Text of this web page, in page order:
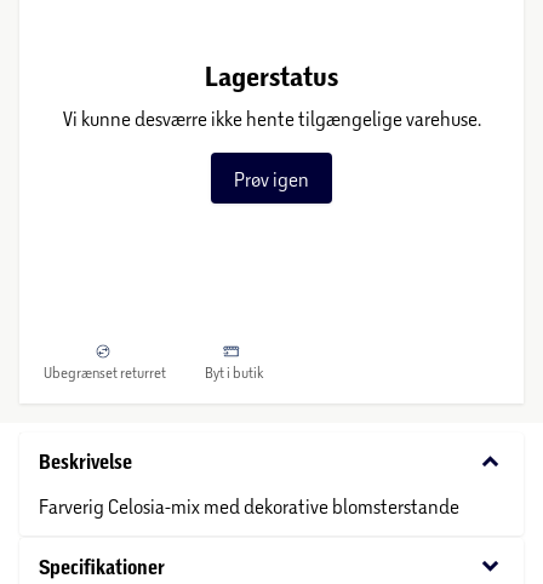
Lagerstatus
Vi kunne desværre ikke hente tilgængelige varehuse.
Prøv igen
Ubegrænset returret Byt i butik
Beskrivelse keyboard_arrow_down
Farverig Celosia-mix med dekorative blomsterstande
Specifikationer keyboard_arrow_down